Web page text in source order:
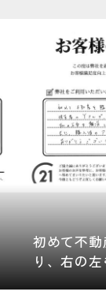
初めて不
り、右の
たが、